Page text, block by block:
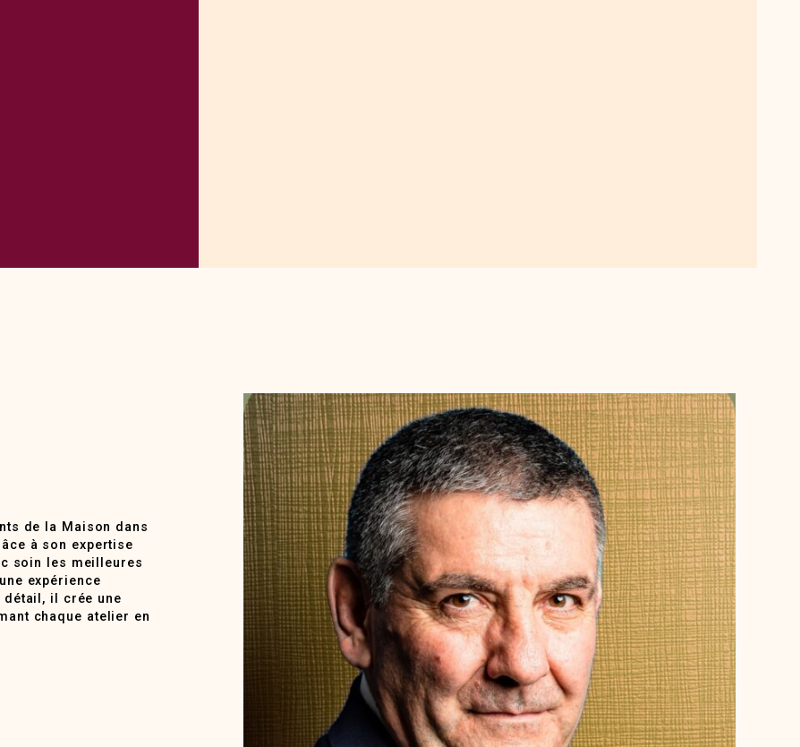
de la Maison dans
à son expertise
soin les meilleures
expérience
il crée une
chaque atelier en